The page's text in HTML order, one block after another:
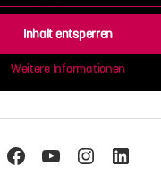
Inhalt entsperren
Weitere Informationen
FacebookYouTubeInstagramLinkedIn